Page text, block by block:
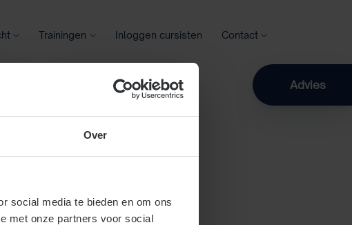
Over
social media te bieden en om ons
met onze partners voor social
Trainingen Inloggen cursisten Contact
Zoeken Advies